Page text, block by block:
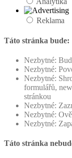
Reklama
Táto stránka bude:
Nezbytné:
Nezbytné:
Nezbytné:
formulářů,
stránkou
Nezbytné:
Nezbytné:
Nezbytné:
Táto stránka